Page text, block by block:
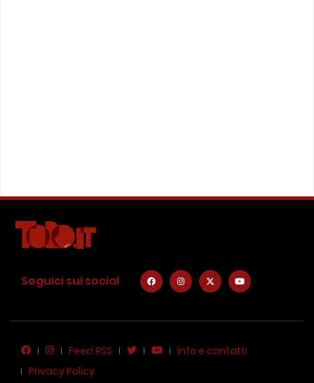
Seguici sui social
Feed RSS
Info e contatti
Privacy Policy